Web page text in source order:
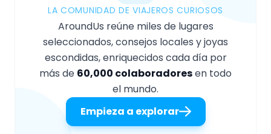
LA COMUNIDAD DE VIAJEROS CURIOSOS
AroundUs reúne miles de lugares
seleccionados, consejos locales y joyas
escondidas, enriquecidos cada día por
más de 60,000 colaboradoresen todo
el mundo.
Empieza a explorar